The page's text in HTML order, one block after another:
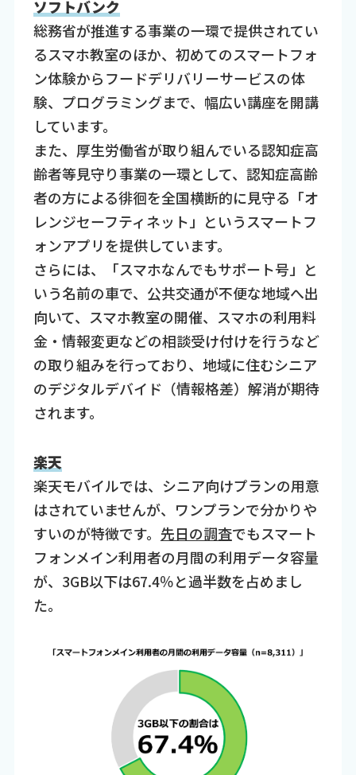
ソフトバンク
総務省が推進する事業の一環で提供されてい
るスマホ教室のほか、初めてのスマートフォ
ン体験からフードデリバリーサービスの体
験、プログラミングまで、幅広い講座を開講
しています。
また、厚生労働省が取り組んでいる認知症高
齢者等見守り事業の一環として、認知症高齢
者の方による徘徊を全国横断的に見守る「オ
レンジセーフティネット」というスマートフ
ォンアプリを提供しています。
さらには、「スマホなんでもサポート号」と
いう名前の車で、公共交通が不便な地域へ出
向いて、スマホ教室の開催、スマホの利用料
金・情報変更などの相談受け付けを行うなど
の取り組みを行っており、地域に住むシニア
のデジタルデバイド（情報格差）解消が期待
されます。
楽天
楽天モバイルでは、シニア向けプランの用意
はされていませんが、ワンプランで分かりや
すいのが特徴です。 先日の調査でもスマート
フォンメイン利用者の月間の利用データ容量
が、3GB以下は67.4％と過半数を占めまし
た。